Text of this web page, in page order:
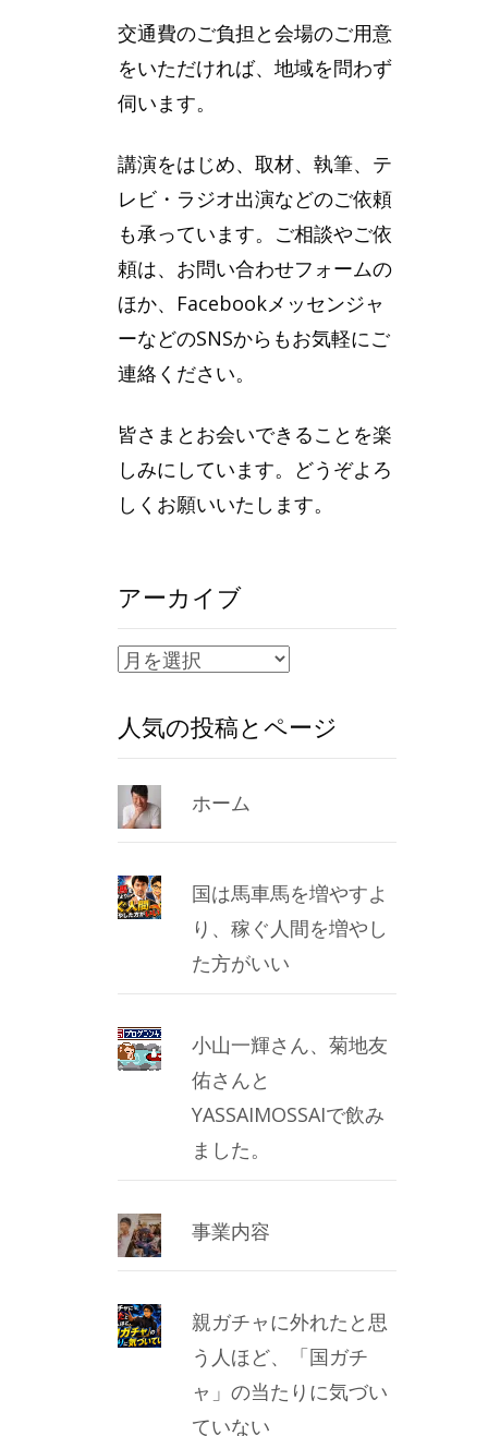
交通費のご負担と会場のご用意
をいただければ、地域を問わず
伺います。
講演をはじめ、取材、執筆、テ
レビ・ラジオ出演などのご依頼
も承っています。ご相談やご依
頼は、お問い合わせフォームの
ほか、Facebookメッセンジャ
ーなどのSNSからもお気軽にご
連絡ください。
皆さまとお会いできることを楽
しみにしています。どうぞよろ
しくお願いいたします。
アーカイブ
ア
カ
イ
ブ
人気の投稿とページ
ホーム
国は馬車馬を増やすよ
り、稼ぐ人間を増やし
た方がいい
小山一輝さん、菊地友
佑さんと
YASSAIMOSSAIで飲み
ました。
事業内容
親ガチャに外れたと思
う人ほど、「国ガチ
ャ」の当たりに気づい
ていない